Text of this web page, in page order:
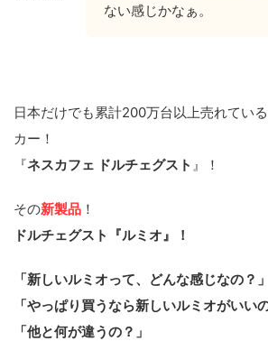
ない感じかなぁ。
日本だけでも累計200万台以上売れてい
カー！
『ネスカフェ ドルチェグスト 』！
その新製品 ！
ドルチェグスト『ルミオ』！
「新しいルミオって、どんな感じなの？」
「やっぱり買うなら新しいルミオがいい
「他と何が違うの？」